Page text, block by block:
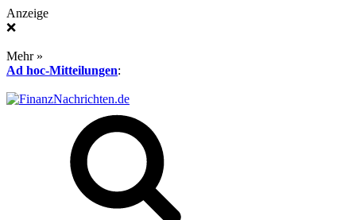
Anzeige
❌
Mehr »
Ad hoc-Mitteilungen: